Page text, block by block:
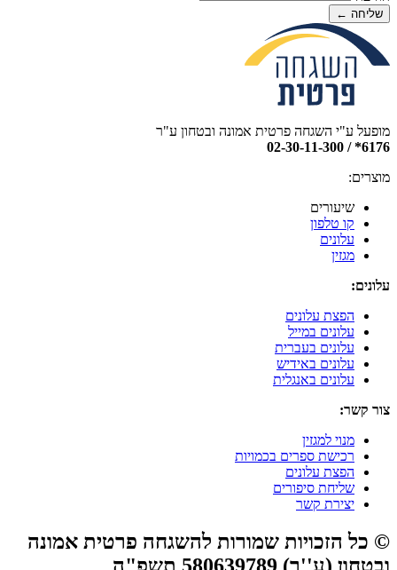
שליחה ←
מופעל ע"י השגחה פרטית אמונה ובטחון ע"ר
6176* / 02-30-11-300
מוצרים:
שיעורים
קו טלפון
עלונים
מגזין
עלונים:
הפצת עלונים
עלונים במייל
עלונים בעברית
עלונים באידיש
עלונים באנגלית
צור קשר:
מנוי למגזין
רכישת ספרים בכמויות
הפצת עלונים
שליחת סיפורים
יצירת קשר
© כל הזכויות שמורות להשגחה פרטית אמונה
ובטחון (ע''ר) 580639789 תשפ"ה